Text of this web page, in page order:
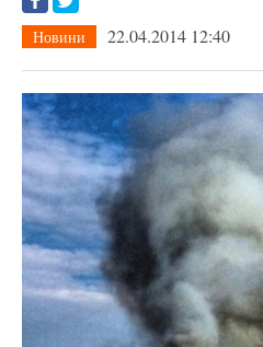
Новини 22.04.2014 12:40